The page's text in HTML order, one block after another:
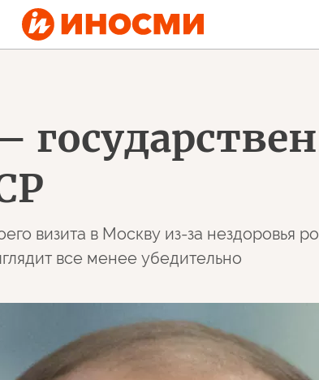
визита в Москву из-за нездоровья
все менее убедительно